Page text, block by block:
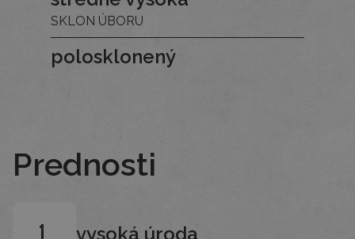
SKLON ÚBORU
polosklonený
Prednosti
1. vysoká úroda